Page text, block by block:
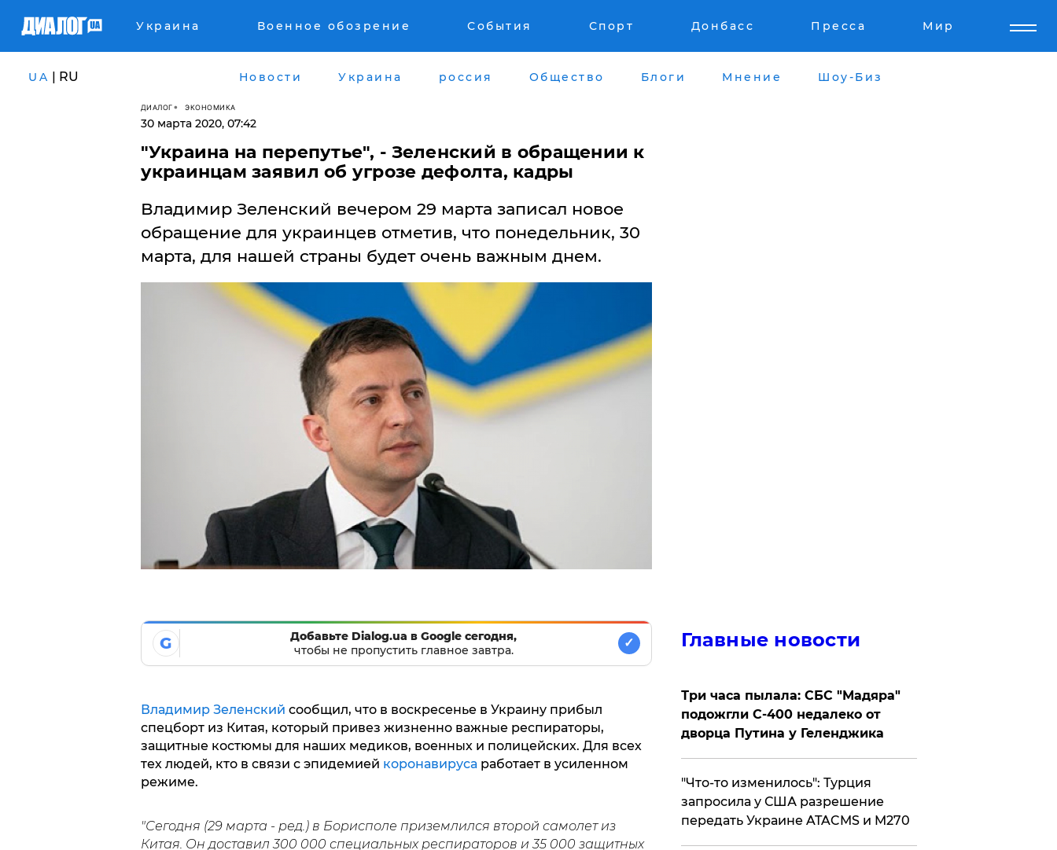
Украина Военное обозрение События Спорт Донбасс Пресса Мир
UA | RU Новости Украина россия Общество Блоги Мнение Шоу-Биз
ДИАЛОГ ЭКОНОМИКА
30 марта 2020, 07:42
"Украина на перепутье", - Зеленский в обращении к
украинцам заявил об угрозе дефолта, кадры
Владимир Зеленский вечером 29 марта записал новое
обращение для украинцев отметив, что понедельник, 30
марта, для нашей страны будет очень важным днем.
G
Добавьте Dialog.ua в Google сегодня,
чтобы не пропустить главное завтра.
✓
Владимир Зеленский сообщил, что в воскресенье в Украину прибыл
спецборт из Китая, который привез жизненно важные респираторы,
защитные костюмы для наших медиков, военных и полицейских. Для всех
тех людей, кто в связи с эпидемией коронавируса работает в усиленном
режиме.
"Сегодня (29 марта - ред.) в Борисполе приземлился второй самолет из
Китая. Он доставил 300 000 специальных респираторов и 35 000 защитных
Главные новости
Три часа пылала: СБС "Мадяра"
подожгли С-400 недалеко от
дворца Путина у Геленджика
​"Что-то изменилось": Турция
запросила у США разрешение
передать Украине ATACMS и M270